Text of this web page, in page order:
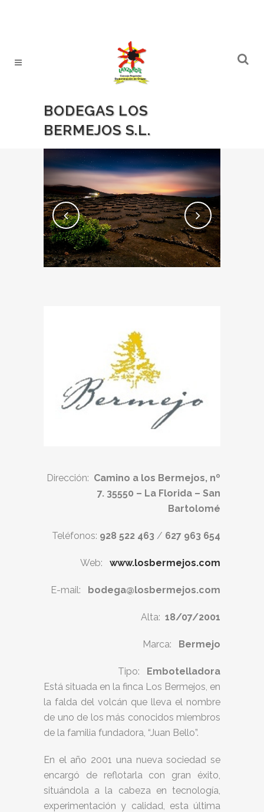
BODEGAS LOS
BERMEJOS S.L.
Dirección: Camino a los Bermejos, nº
7. 35550 – La Florida – San
Bartolomé
Teléfonos: 928 522 463 / 627 963 654
Web: www.losbermejos.com
E-mail: bodega@losbermejos.com
Alta: 18/07/2001
Marca: Bermejo
Tipo: Embotelladora
Está situada en la finca Los Bermejos, en
la falda del volcán que lleva el nombre
de uno de los más conocidos miembros
de la familia fundadora, “Juan Bello”.
En el año 2001 una nueva sociedad se
encargó de reflotarla con gran éxito,
situándola a la cabeza en tecnología,
experimentación y calidad, esta última